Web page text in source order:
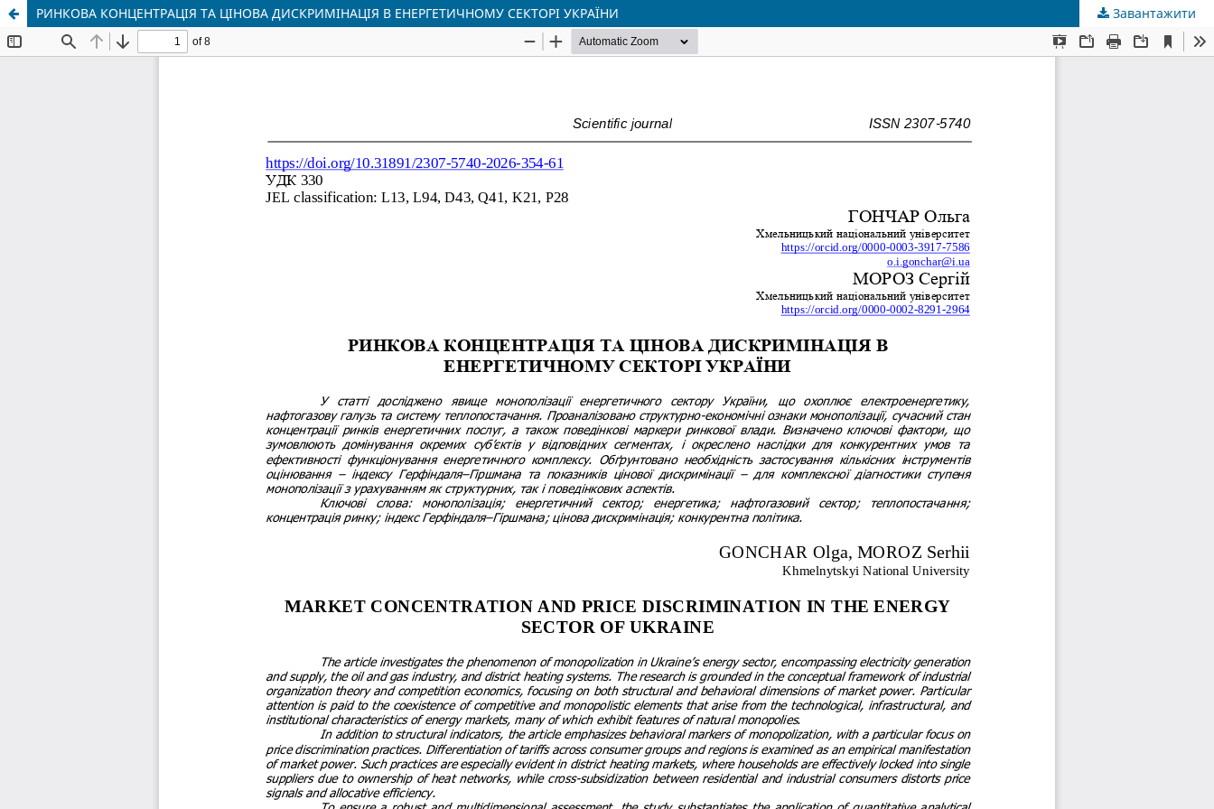
РИНКОВА КОНЦЕНТРАЦІЯ ТА ЦІНОВА ДИСКРИМІНАЦІЯ В ЕНЕРГЕТИЧНОМУ СЕКТОРІ УКРАЇНИ Завантажити